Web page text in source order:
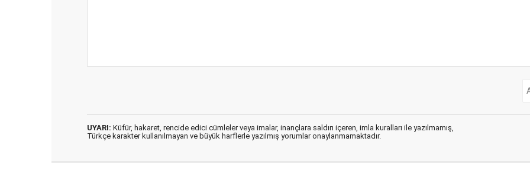
UYARI: Küfür, hakaret, rencide edici cümleler veya imalar, inançlara saldırı içeren, imla kuralları ile yazılmamış,
Türkçe karakter kullanılmayan ve büyük harflerle yazılmış yorumlar onaylanmamaktadır.